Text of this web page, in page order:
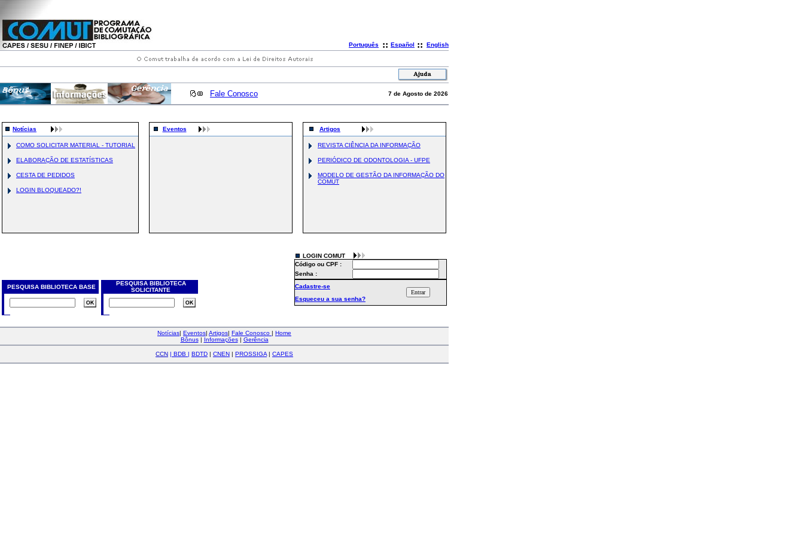
Português :: Español :: English
Fale Conosco 7 de Agosto de 2026
Notícias
COMO SOLICITAR MATERIAL - TUTORIAL
ELABORAÇÃO DE ESTATÍSTICAS
CESTA DE PEDIDOS
LOGIN BLOQUEADO?!
Eventos Artigos
REVISTA CIÊNCIA DA INFORMAÇÃO
PERIÓDICO DE ODONTOLOGIA - UFPE
MODELO DE GESTÃO DA INFORMAÇÃO DO
COMUT
PESQUISA BIBLIOTECA BASE
PESQUISA BIBLIOTECA
SOLICITANTE
LOGIN COMUT
Código ou CPF :
Senha :
Cadastre-se
Esqueceu a sua senha?
Notícias| Eventos| Artigos| Fale Conosco | Home
Bônus| Informações| Gerência
CCN | BDB | BDTD | CNEN | PROSSIGA | CAPES